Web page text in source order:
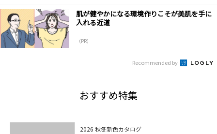
肌が健やかになる環境作りこそが美肌を手に
入れる近道
（PR）
Recommended by
おすすめ特集
2026 秋冬新色カタログ